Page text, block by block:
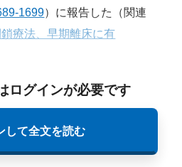
1699）に報告した（関連
療法、早期離床に有
ログインが必要です
して全文を読む